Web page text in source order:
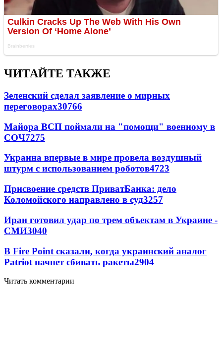
ЧИТАЙТЕ ТАКЖЕ
Зеленский сделал заявление о мирных
переговорах30766
Майора ВСП поймали на "помощи" военному в
СОЧ7275
Украина впервые в мире провела воздушный
штурм с использованием роботов4723
Присвоение средств ПриватБанка: дело
Коломойского направлено в суд3257
Иран готовил удар по трем объектам в Украине -
СМИ3040
В Fire Point сказали, когда украинский аналог
Patriot начнет сбивать ракеты2904
Читать комментарии